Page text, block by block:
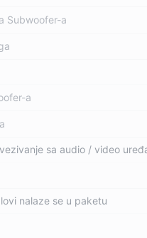
Subwoofer-a
a
sa audio / video
nalaze se u paketu